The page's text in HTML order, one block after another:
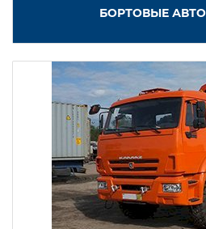
БОРТОВЫЕ